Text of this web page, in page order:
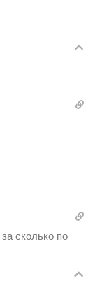
сколько по